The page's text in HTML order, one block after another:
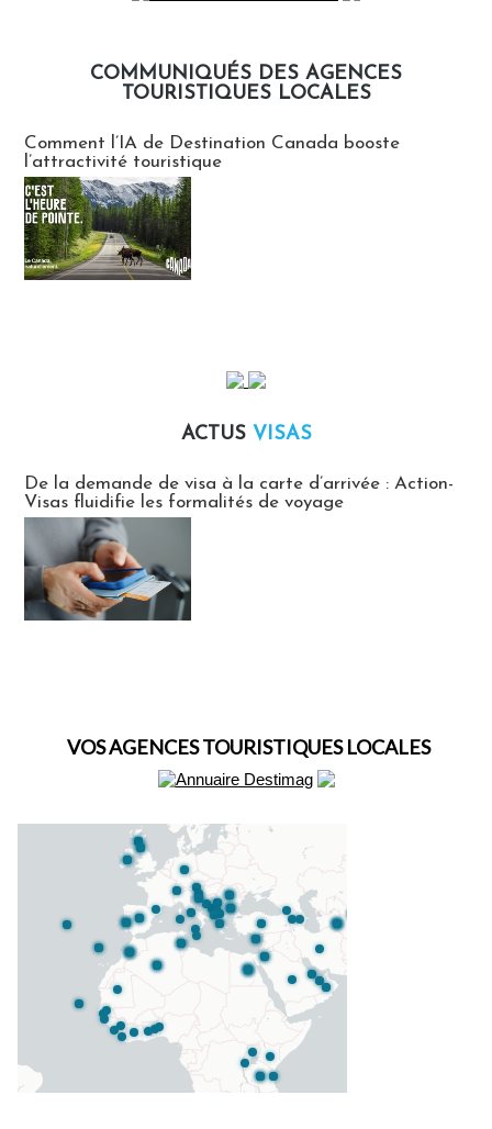
COMMUNIQUÉS DES AGENCES
TOURISTIQUES LOCALES
Comment l’IA de Destination Canada booste
l’attractivité touristique
ACTUS VISAS
De la demande de visa à la carte d’arrivée : Action-
Visas fluidifie les formalités de voyage
VOS AGENCES TOURISTIQUES LOCALES